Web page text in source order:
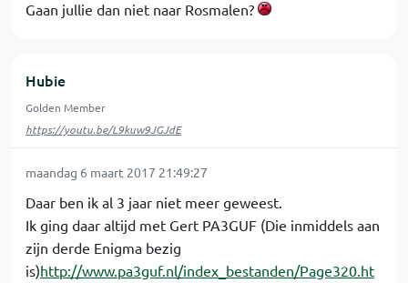
Gaan jullie dan niet naar Rosmalen?
Hubie
Golden Member
https://youtu.be/L9kuw9JGJdE
maandag 6 maart 2017 21:49:27
Daar ben ik al 3 jaar niet meer geweest.
Ik ging daar altijd met Gert PA3GUF (Die inmiddels aan
zijn derde Enigma bezig
is)http://www.pa3guf.nl/index_bestanden/Page320.ht